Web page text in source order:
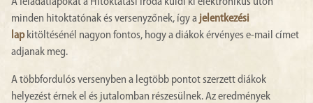
minden hitoktatónak és versenyzőnek, így a jelentkezési
lapkitöltésénél nagyon fontos, hogy a diákok érvényes e-mail címet
adjanak meg.
A többfordulós versenyben a legtöbb pontot szerzett diákok
helyezést érnek el és jutalomban részesülnek. Az eredmények